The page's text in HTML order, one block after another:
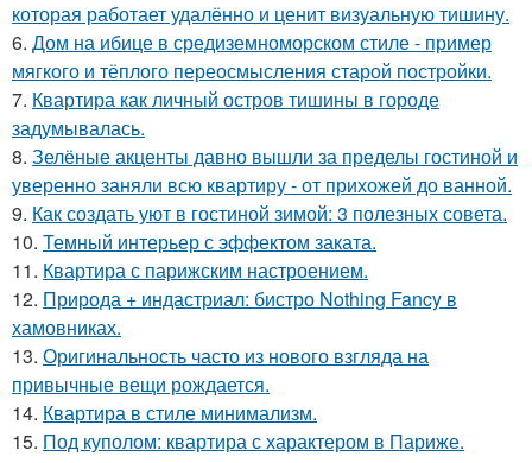
которая работает удалённо и ценит визуальную тишину.
6. Дом на ибице в средиземноморском стиле - пример
мягкого и тёплого переосмысления старой постройки.
7. Квартира как личный остров тишины в городе
задумывалась.
8. Зелёные акценты давно вышли за пределы гостиной и
уверенно заняли всю квартиру - от прихожей до ванной.
9. Как создать уют в гостиной зимой: 3 полезных совета.
10. Темный интерьер с эффектом заката.
11. Квартира с парижским настроением.
12. Природа + индастриал: бистро Nothing Fancy в
хамовниках.
13. Оригинальность часто из нового взгляда на
привычные вещи рождается.
14. Квартира в стиле минимализм.
15. Под куполом: квартира с характером в Париже.